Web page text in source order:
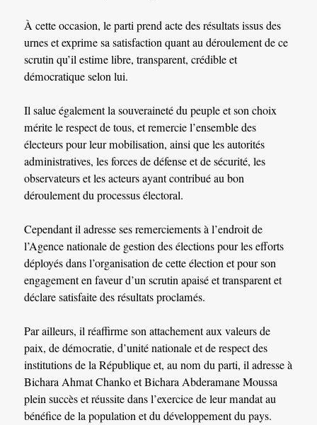
À cette occasion, le parti prend acte des résultats issus des
urnes et exprime sa satisfaction quant au déroulement de ce
scrutin qu’il estime libre, transparent, crédible et
démocratique selon lui.
Il salue également la souveraineté du peuple et son choix
mérite le respect de tous, et remercie l’ensemble des
électeurs pour leur mobilisation, ainsi que les autorités
administratives, les forces de défense et de sécurité, les
observateurs et les acteurs ayant contribué au bon
déroulement du processus électoral.
Cependant il adresse ses remerciements à l’endroit de
l’Agence nationale de gestion des élections pour les efforts
déployés dans l’organisation de cette élection et pour son
engagement en faveur d’un scrutin apaisé et transparent et
déclare satisfaite des résultats proclamés.
Par ailleurs, il réaffirme son attachement aux valeurs de
paix, de démocratie, d’unité nationale et de respect des
institutions de la République et, au nom du parti, il adresse à
Bichara Ahmat Chanko et Bichara Abderamane Moussa
plein succès et réussite dans l’exercice de leur mandat au
bénéfice de la population et du développement du pays.